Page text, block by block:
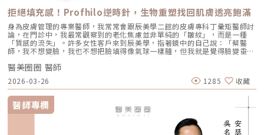
拒絕填充感！Profhilo逆時針，生物重塑找回肌膚透亮飽滿
身為皮膚管理的專業醫師，我常常會跟辰美學二館的皮膚專科丁彙矩醫師討
論，在門診中，我最常觀察到的老化焦慮並非單純的「皺紋」，而是一種
「質感的流失」。許多女性客戶來到辰美學，指著鏡中的自己說：「蔡醫
師，我不想變臉，我也不想把臉填得像氣球一樣腫，但我就是覺得臉變垂
了、乾了，看起來很累。」這種「累感」，往往來自於肌膚真皮層結構的崩
解。過去我們習慣用玻尿酸去「填補」凹陷，或是用電音波去「緊緻」皮
表，但在這兩者之間，其實存在著一個關鍵的空白區：生物重塑（Bio-
Remodeling）。這就是為什麼我對 Profhilo 逆時針（俗稱：璞菲洛）情
有獨鍾的原因。一、 重新定義抗老：為什麼妳需要的是「重塑」而非「填
充」？在深入了解 Profhilo逆時針 之前，我們必須先釐清肌膚老化的本
質。肌膚的年輕度由真皮層的三大支柱決定：水份、膠原蛋白
（Collagen）以及彈力蛋白（Elastin）。多數人對膠原蛋白耳熟能詳，它
就像建築物的「鋼筋水泥」，負責撐起皮膚的厚度與體積；然而，讓肌膚在
醫美圈圈 醫師
2026-03-26 1285 收藏
醫師專欄